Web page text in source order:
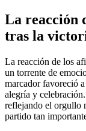
La reacción
tras la
La reacción de los
un torrente de
marcador favoreció
alegría y
reflejando el orgullo
partido tan